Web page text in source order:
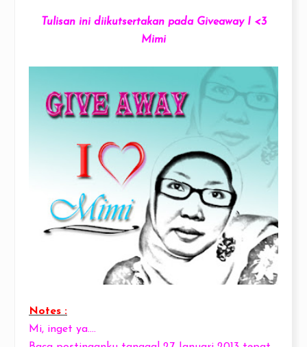
Tulisan ini diikutsertakan pada Giveaway I <3
Mimi
Notes :
Mi, inget ya....